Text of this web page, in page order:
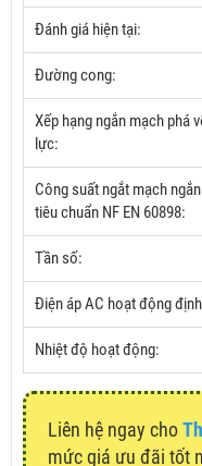
Đánh giá hiện tại:
Đường cong:
Xếp hạng ngắn mạch phá
lực:
Công suất ngắt mạch
tiêu chuẩn NF EN 60898:
Tần số:
Điện áp AC hoạt động
Nhiệt độ hoạt động:
Liên hệ ngay cho
mức giá ưu đãi tốt